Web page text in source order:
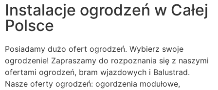
Instalacje ogrodzeń w Całej
Polsce
Posiadamy dużo ofert ogrodzeń. Wybierz swoje
ogrodzenie! Zapraszamy do rozpoznania się z naszymi
ofertami ogrodzeń, bram wjazdowych i Balustrad.
Nasze oferty ogrodzeń: ogordzenia modułowe,